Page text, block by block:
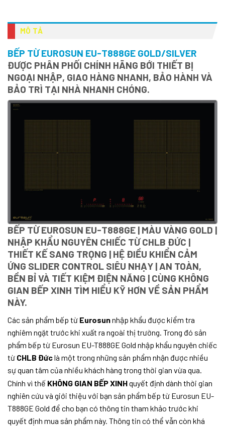
MÔ TẢ
BẾP TỪ EUROSUN EU-T888GE GOLD/SILVER
ĐƯỢC PHÂN PHỐI CHÍNH HÃNG BỚI THIẾT BỊ
NGOẠI NHẬP, GIAO HÀNG NHANH, BẢO HÀNH VÀ
BẢO TRÌ TẠI NHÀ NHANH CHÓNG.
BẾP TỪ EUROSUN EU-T888GE | MÀU VÀNG GOLD |
NHẬP KHẨU NGUYÊN CHIẾC TỪ CHLB ĐỨC |
THIẾT KẾ SANG TRỌNG | HỆ ĐIỀU KHIỂN CẢM
ỨNG SLIDER CONTROL SIÊU NHẠY | AN TOÀN,
BỀN BỈ VÀ TIẾT KIỆM ĐIỆN NĂNG | CÙNG KHÔNG
GIAN BẾP XINH TÌM HIỂU KỸ HƠN VỀ SẢN PHẨM
NÀY.
Các sản phẩm bếp từ Eurosunnhập khẩu được kiểm tra
nghiêm ngặt trước khi xuất ra ngoài thị trường. Trong đó sản
phẩm bếp từ Eurosun EU-T888GE Gold nhập khẩu nguyên chiếc
từ CHLB Đứclà một trong những sản phẩm nhận được nhiều
sự quan tâm của nhiều khách hàng trong thời gian vừa qua.
Chính vì thế KHÔNG GIAN BẾP XINHquyết định dành thời gian
nghiên cứu và giới thiệu với bạn sản phẩm bếp từ Eurosun EU-
T888GE Gold để cho bạn có thông tin tham khảo trước khi
quyết định mua sản phẩm này. Thông tin có thể vẫn còn khá